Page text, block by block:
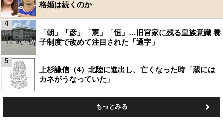
格婚は続くのか
「朝」「彦」「憲」「恒」…旧宮家に残る皇族意識 養
子制度で改めて注目された「通字」
4
上杉謙信（4）北陸に進出し、亡くなった時「蔵には
カネがうなっていた」
5
もっとみる